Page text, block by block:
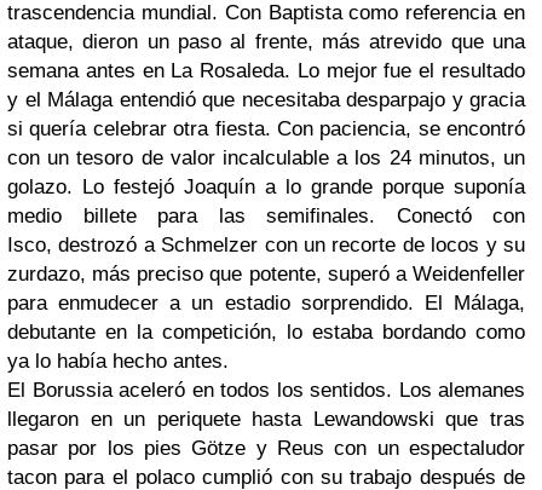
trascendencia mundial. Con Baptista como referencia en
ataque, dieron un paso al frente, más atrevido que una
semana antes en La Rosaleda. Lo mejor fue el resultado
y el Málaga entendió que necesitaba desparpajo y gracia
si quería celebrar otra fiesta. Con paciencia, se encontró
con un tesoro de valor incalculable a los 24 minutos, un
golazo. Lo festejó Joaquín a lo grande porque suponía
medio billete para las semifinales. Conectó con
Isco, destrozó a Schmelzer con un recorte de locos y su
zurdazo, más preciso que potente, superó a Weidenfeller
para enmudecer a un estadio sorprendido. El Málaga,
debutante en la competición, lo estaba bordando como
ya lo había hecho antes.
El Borussia aceleró en todos los sentidos. Los alemanes
llegaron en un periquete hasta Lewandowski que tras
pasar por los pies Götze y Reus con un espectaludor
tacon para el polaco cumplió con su trabajo después de